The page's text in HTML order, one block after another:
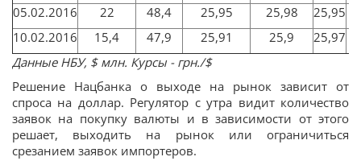
05.02.2016
22 48,4 25,95 25,98 25,95
10.02.2016
15,4 47,9 25,91 25,9 25,97
Данные НБУ, $ млн. Курсы - грн./$
Решение Нацбанка о выходе на рынок зависит от
спроса на доллар. Регулятор с утра видит количество
заявок на покупку валюты и в зависимости от этого
решает, выходить на рынок или ограничиться
срезанием заявок импортеров.